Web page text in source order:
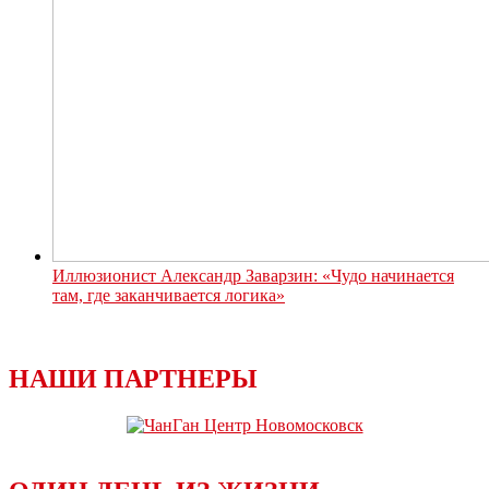
Иллюзионист Александр Заварзин: «Чудо начинается
там, где заканчивается логика»
НАШИ ПАРТНЕРЫ